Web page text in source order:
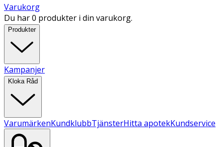
Varukorg
Du har 0 produkter i din varukorg.
Produkter
Kampanjer
Kloka Råd
VarumärkenKundklubbTjänsterHitta apotekKundservice